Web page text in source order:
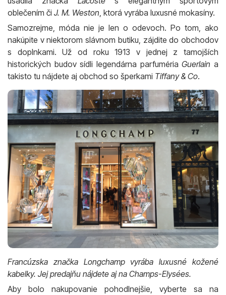
oblečením či J. M. Weston, ktorá vyrába luxusné mokasíny.
Samozrejme, móda nie je len o odevoch. Po tom, ako
nakúpite v niektorom slávnom butiku, zájdite do obchodov
s doplnkami. Už od roku 1913 v jednej z tamojších
historických budov sídli legendárna parfumériaGuerlain a
takisto tu nájdete aj obchod so šperkami Tiffany & Co.
Francúzska značka Longchamp vyrába luxusné kožené
kabelky. Jej predajňu nájdete aj na Champs-Elysées.
Aby bolo nakupovanie pohodlnejšie, vyberte sa na